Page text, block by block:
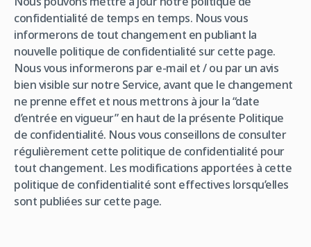
confidentialité de temps en temps. Nous vous
informerons de tout changement en publiant la
nouvelle politique de confidentialité sur cette page.
Nous vous informerons par e-mail et / ou par un avis
bien visible sur notre Service, avant que le changement
ne prenne effet et nous mettrons à jour la “date
d’entrée en vigueur” en haut de la présente Politique
de confidentialité. Nous vous conseillons de consulter
régulièrement cette politique de confidentialité pour
tout changement. Les modifications apportées à cette
politique de confidentialité sont effectives lorsqu’elles
sont publiées sur cette page.